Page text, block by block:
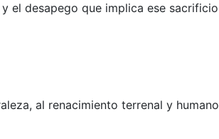
el desapego que implica ese
al renacimiento terrenal y